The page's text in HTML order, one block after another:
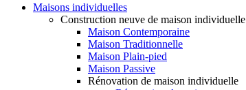
Menu
Maisons individuelles
Construction neuve de maison individuelle
Maison Contemporaine
Maison Traditionnelle
Maison Plain-pied
Maison Passive
Rénovation de maison individuelle